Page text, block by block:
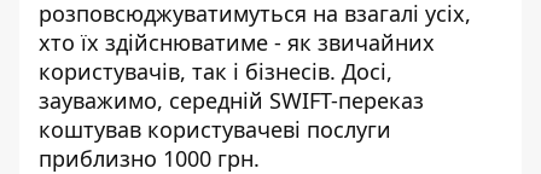
розповсюджуватимуться на взагалі усіх,
хто їх здійснюватиме - як звичайних
користувачів, так і бізнесів. Досі,
зауважимо, середній SWIFT-переказ
коштував користувачеві послуги
приблизно 1000 грн.